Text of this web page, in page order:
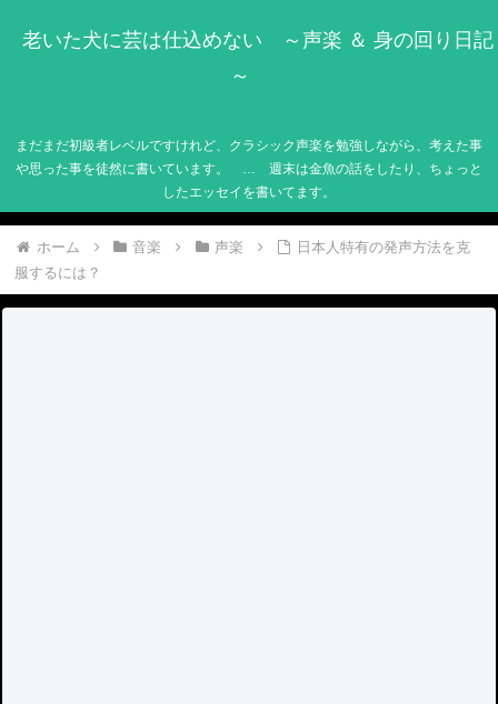
老いた犬に芸は仕込めない ～声楽 ＆ 身の回り日記
～
まだまだ初級者レベルですけれど、クラシック声楽を勉強しながら、考えた事
や思った事を徒然に書いています。 … 週末は金魚の話をしたり、ちょっと
したエッセイを書いてます。
ホーム 音楽 声楽
日本人特有の発声方法を克
服するには？